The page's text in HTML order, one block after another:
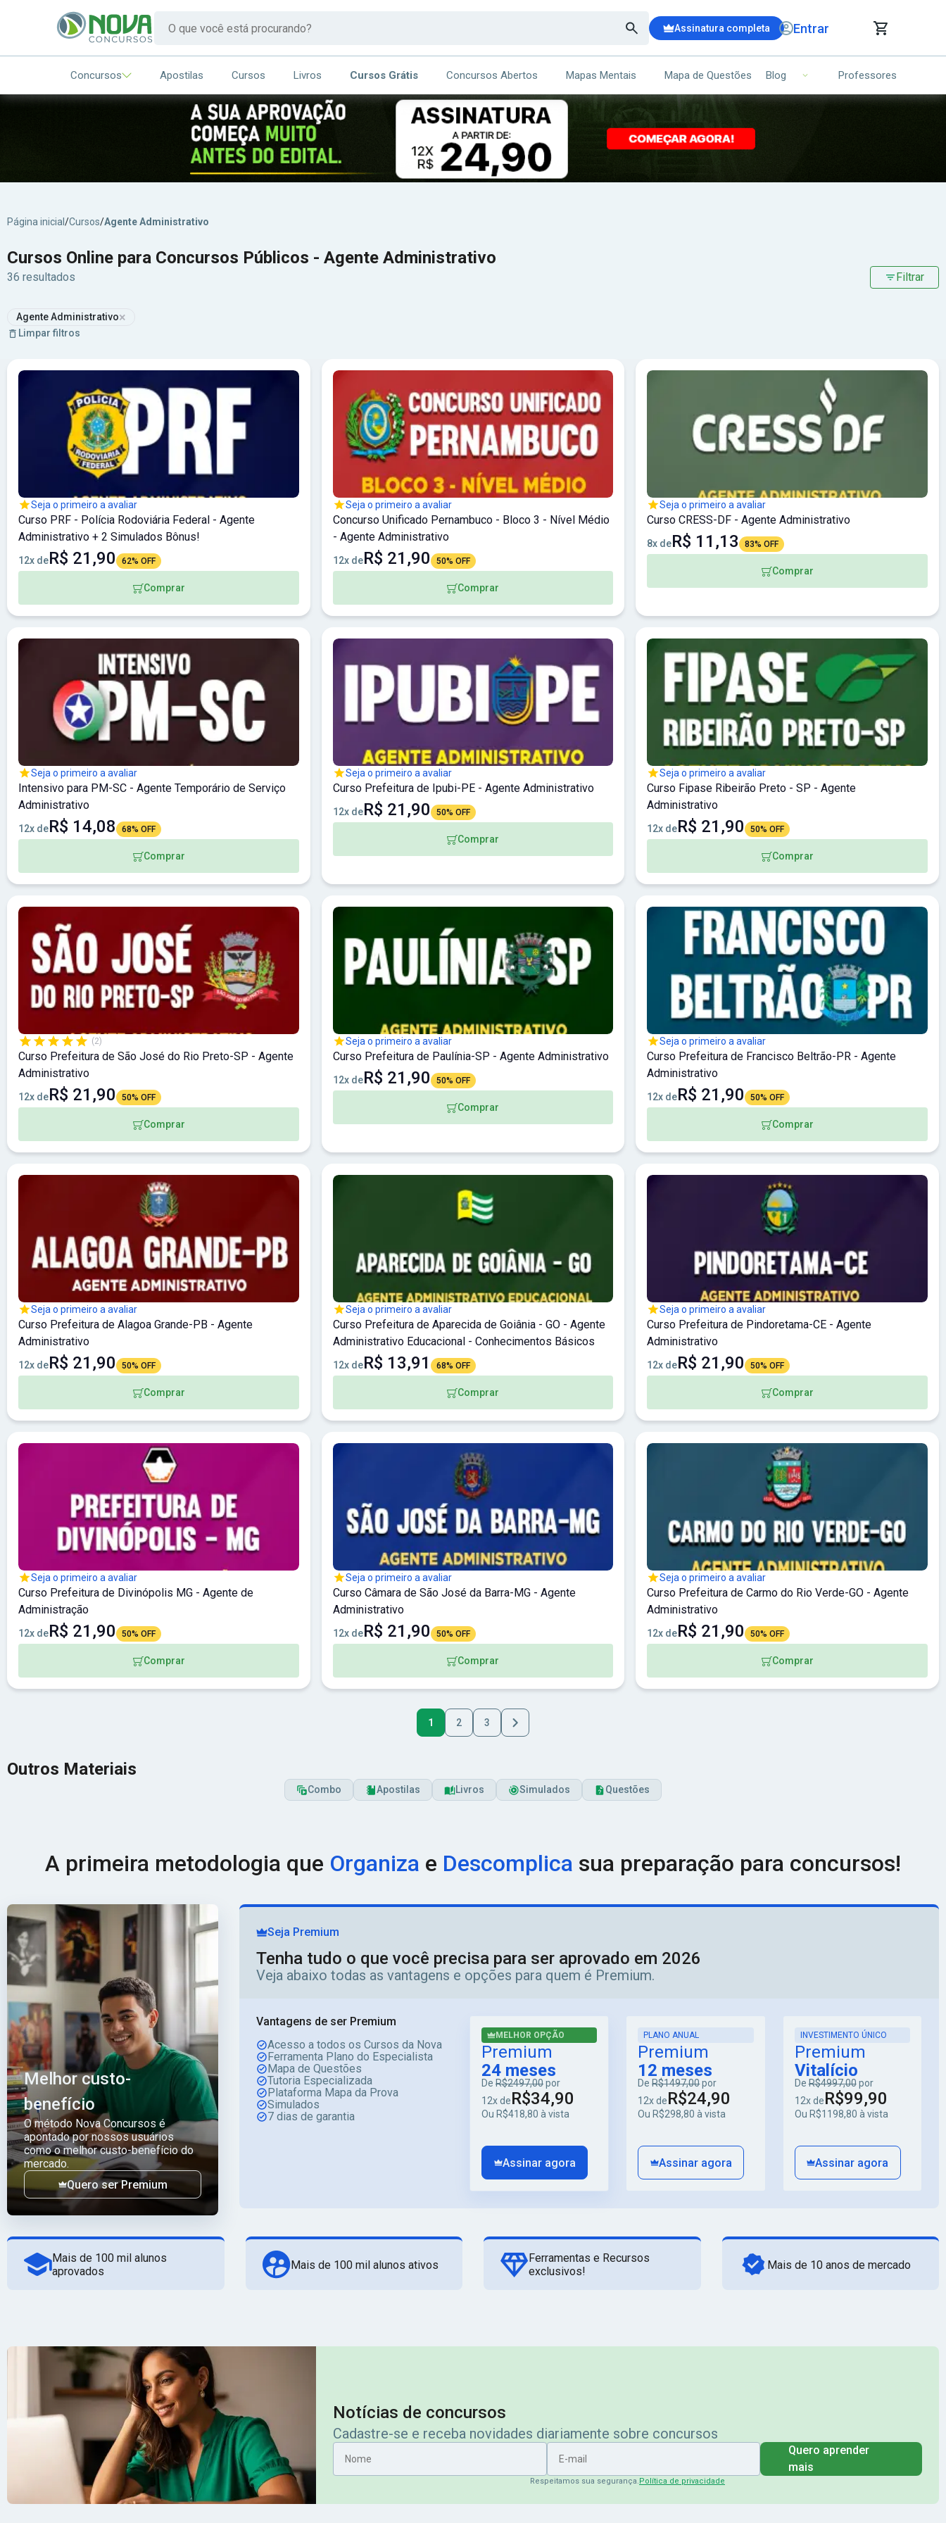
Assinatura completa Entrar
CARRINHO DE COMPRAS
ITENS (00)
Ops!
Seu carrinho ainda está vazio.
Concursos Apostilas Cursos Livros Cursos Grátis Concursos Abertos Mapas Mentais Mapa de Questões Blog Professores
Página inicial /Cursos/Agente Administrativo
Cursos Online para Concursos Públicos - Agente Administrativo
36 resultados Filtrar
Agente Administrativo×
Limpar filtros
Seja o primeiro a avaliar
Curso PRF - Polícia Rodoviária Federal - Agente
Administrativo + 2 Simulados Bônus!
12x deR$ 21,90 62% OFF
Comprar
Seja o primeiro a avaliar
Concurso Unificado Pernambuco - Bloco 3 - Nível Médio
- Agente Administrativo
12x deR$ 21,90 50% OFF
Comprar
Seja o primeiro a avaliar
Curso CRESS-DF - Agente Administrativo
8x deR$ 11,13 83% OFF
Comprar
Seja o primeiro a avaliar
Intensivo para PM-SC - Agente Temporário de Serviço
Administrativo
12x deR$ 14,08 68% OFF
Comprar
Seja o primeiro a avaliar
Curso Prefeitura de Ipubi-PE - Agente Administrativo
12x deR$ 21,90 50% OFF
Comprar
Seja o primeiro a avaliar
Curso Fipase Ribeirão Preto - SP - Agente
Administrativo
12x deR$ 21,90 50% OFF
Comprar
(2)
Curso Prefeitura de São José do Rio Preto-SP - Agente
Administrativo
12x deR$ 21,90 50% OFF
Comprar
Seja o primeiro a avaliar
Curso Prefeitura de Paulínia-SP - Agente Administrativo
12x deR$ 21,90 50% OFF
Comprar
Seja o primeiro a avaliar
Curso Prefeitura de Francisco Beltrão-PR - Agente
Administrativo
12x deR$ 21,90 50% OFF
Comprar
Seja o primeiro a avaliar
Curso Prefeitura de Alagoa Grande-PB - Agente
Administrativo
12x deR$ 21,90 50% OFF
Comprar
Seja o primeiro a avaliar
Curso Prefeitura de Aparecida de Goiânia - GO - Agente
Administrativo Educacional - Conhecimentos Básicos
12x deR$ 13,91 68% OFF
Comprar
Seja o primeiro a avaliar
Curso Prefeitura de Pindoretama-CE - Agente
Administrativo
12x deR$ 21,90 50% OFF
Comprar
Seja o primeiro a avaliar
Curso Prefeitura de Divinópolis MG - Agente de
Administração
12x deR$ 21,90 50% OFF
Comprar
Seja o primeiro a avaliar
Curso Câmara de São José da Barra-MG - Agente
Administrativo
12x deR$ 21,90 50% OFF
Comprar
Seja o primeiro a avaliar
Curso Prefeitura de Carmo do Rio Verde-GO - Agente
Administrativo
12x deR$ 21,90 50% OFF
Comprar
1 2 3
Outros Materiais
Combo Apostilas Livros Simulados Questões
A primeira metodologia que Organiza e Descomplica sua preparação para concursos!
Melhor custo-
benefício
O método Nova Concursos é
apontado por nossos usuários
como o melhor custo-benefício do
mercado.
Quero ser Premium
Seja Premium
Tenha tudo o que você precisa para ser aprovado em 2026
Veja abaixo todas as vantagens e opções para quem é Premium.
Vantagens de ser Premium
Acesso a todos os Cursos da Nova
Ferramenta Plano do Especialista
Mapa de Questões
Tutoria Especializada
Plataforma Mapa da Prova
Simulados
7 dias de garantia
MELHOR OPÇÃO
Premium
24 meses
De R$2497,00por
12x deR$34,90
Ou R$418,80 à vista
Assinar agora
PLANO ANUAL
Premium
12 meses
DeR$1497,00por
12x deR$24,90
Ou R$298,80 à vista
Assinar agora
INVESTIMENTO ÚNICO
Premium
Vitalício
DeR$4997,00por
12x deR$99,90
Ou R$1198,80 à vista
Assinar agora
Mais de 100 mil alunos
aprovados
Mais de 100 mil alunos ativos
Ferramentas e Recursos
exclusivos!
Mais de 10 anos de mercado
Notícias de concursos
Cadastre-se e receba novidades diariamente sobre concursos
Nome
E-mail
Quero aprender
mais
Respeitamos sua segurança.Política de privacidade